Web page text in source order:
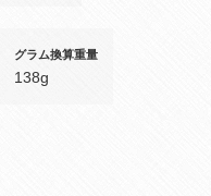
グラム換算重量
138g